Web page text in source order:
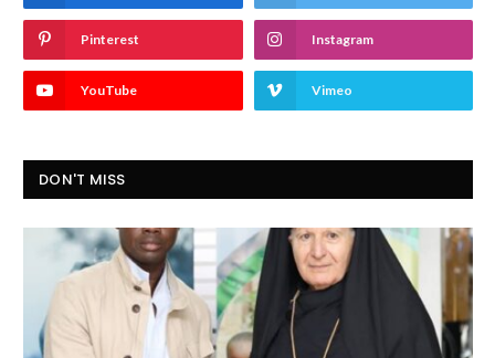
Pinterest Instagram
YouTube Vimeo
DON'T MISS